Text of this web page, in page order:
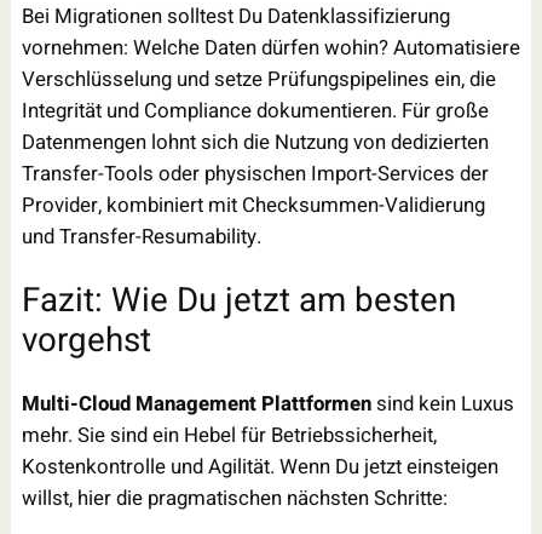
Bei Migrationen solltest Du Datenklassifizierung
vornehmen: Welche Daten dürfen wohin? Automatisiere
Verschlüsselung und setze Prüfungspipelines ein, die
Integrität und Compliance dokumentieren. Für große
Datenmengen lohnt sich die Nutzung von dedizierten
Transfer-Tools oder physischen Import-Services der
Provider, kombiniert mit Checksummen-Validierung
und Transfer-Resumability.
Fazit: Wie Du jetzt am besten
vorgehst
Multi-Cloud Management Plattformensind kein Luxus
mehr. Sie sind ein Hebel für Betriebssicherheit,
Kostenkontrolle und Agilität. Wenn Du jetzt einsteigen
willst, hier die pragmatischen nächsten Schritte: